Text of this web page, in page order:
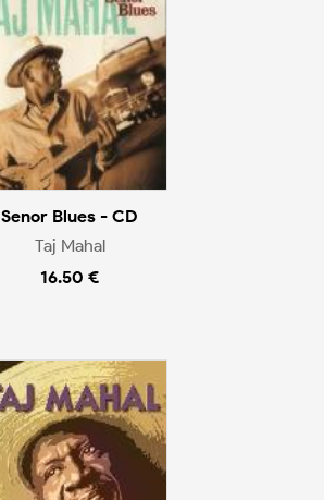
Senor Blues - CD
Taj Mahal
16.50 €